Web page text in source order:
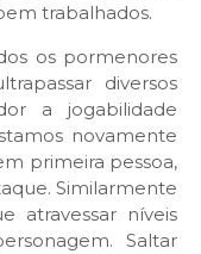
trabalhados.
os pormenores
diversos
a jogabilidade
novamente
primeira pessoa,
Similarmente
atravessar níveis
Saltar